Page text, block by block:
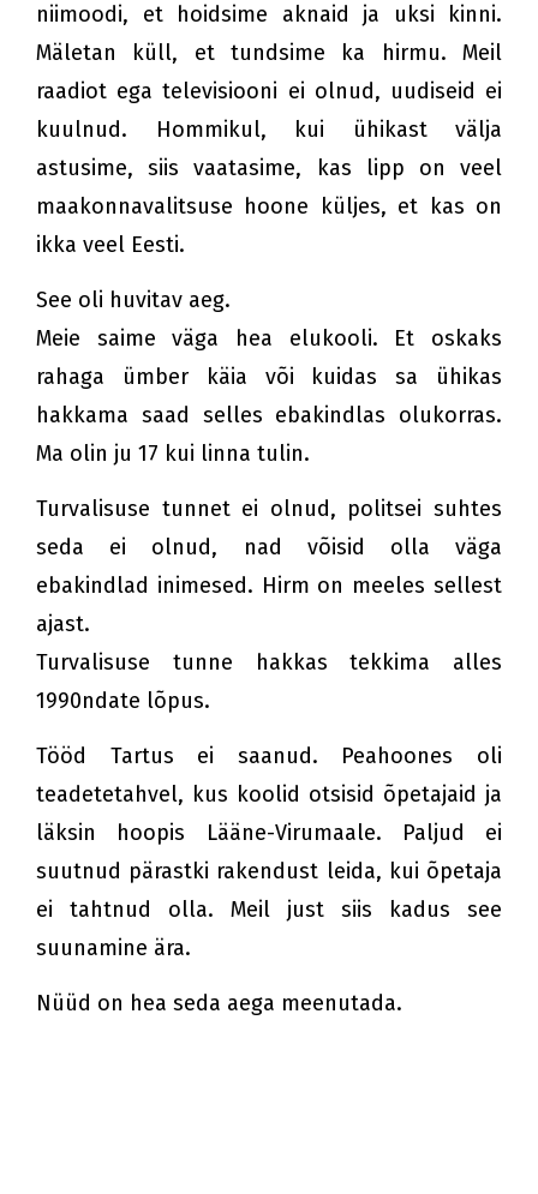
niimoodi, et hoidsime aknaid ja uksi kinni.
Mäletan küll, et tundsime ka hirmu. Meil
raadiot ega televisiooni ei olnud, uudiseid ei
kuulnud. Hommikul, kui ühikast välja
astusime, siis vaatasime, kas lipp on veel
maakonnavalitsuse hoone küljes, et kas on
ikka veel Eesti.
See oli huvitav aeg.
Meie saime väga hea elukooli. Et oskaks
rahaga ümber käia või kuidas sa ühikas
hakkama saad selles ebakindlas olukorras.
Ma olin ju 17 kui linna tulin.
Turvalisuse tunnet ei olnud, politsei suhtes
seda ei olnud, nad võisid olla väga
ebakindlad inimesed. Hirm on meeles sellest
ajast.
Turvalisuse tunne hakkas tekkima alles
1990ndate lõpus.
Tööd Tartus ei saanud. Peahoones oli
teadetetahvel, kus koolid otsisid õpetajaid ja
läksin hoopis Lääne-Virumaale. Paljud ei
suutnud pärastki rakendust leida, kui õpetaja
ei tahtnud olla. Meil just siis kadus see
suunamine ära.
Nüüd on hea seda aega meenutada.